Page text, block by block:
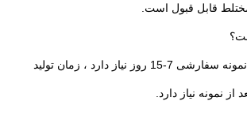
قابل قبول است.
پاسخ: به طور کلی ، نمونه سفارشی 7-15 روز نیاز دارد ، زمان تولید